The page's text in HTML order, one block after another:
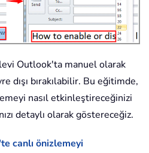
Outlook'ta manuel olarak
dışı bırakılabilir. Bu eğitimde,
nasıl etkinleştireceğinizi
detaylı olarak göstereceğiz.
canlı önizlemeyi